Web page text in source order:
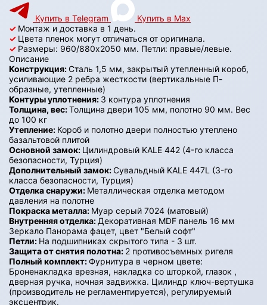
Купить в Telegram
Купить в Max
✓ Монтаж и доставка в 1 день.
✓ Цвета пленок могут отличаться от оригинала.
✓ Размеры: 960/880х2050 мм. Петли: правые/левые.
Описание
Конструкция:Сталь 1,5 мм, закрытый утепленный короб,
усиливающие 2 ребра жесткости (вертикальные П-
образные, утепленные)
Контуры уплотнения: 3 контура уплотнения
Толщина, вес:Толщина двери 105 мм, полотно 90 мм. Вес
до 100 кг
Утепление: Короб и полотно двери полностью утеплено
базальтовой плитой
Основной замок: Цилиндровый KALE 442 (4-го класса
безопасности, Турция)
Дополнительный замок:Сувальдный KALE 447L (3-го
класса безопасности, Турция)
Отделка снаружи: Металлическая отделка методом
давления на полотне
Покраска металла: Муар серый 7024 (матовый)
Внутренняя отделка: Декоративная MDF панель 16 мм
Зеркало Панорама фацет, цвет "Белый софт"
Петли: На подшипниках скрытого типа - 3 шт.
Защита от снятия полотна: 2 противосъемных ригеля
Полный комплект:Фурнитура в черном цвете:
Броненакладка врезная, накладка со шторкой, глазок ,
дверная ручка, ночная задвижка. Цилиндр ключ-вертушка
(производитель не регламентируется), регулируемый
эксцентрик.